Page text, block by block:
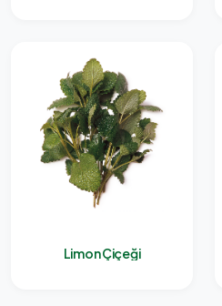
Limon Çiçeği